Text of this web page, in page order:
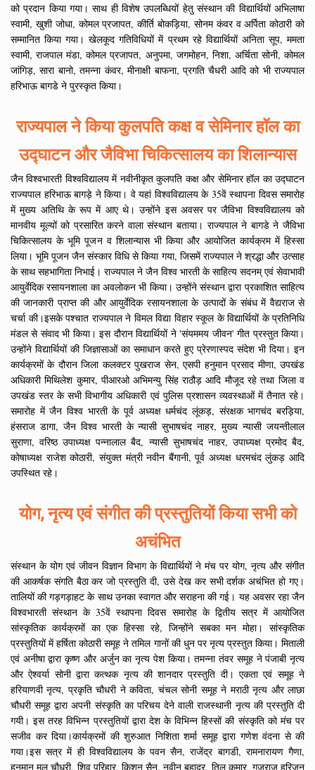
को प्रदान किया गया। साथ ही विशेष उपलब्धियों हेतु संस्थान की विद्यार्थियों अभिलाषा
स्वामी, खुशी जोधा, कोमल प्रजापत, कीर्ति बोकड़िया, सोनम कंवर व अर्पिता कोठारी को
सम्मानित किया गया। खेलकूद गतिविधियों में प्रथम रहे विद्यार्थियों अनिता सूप, ममता
स्वामी, राजपाल मंडा, कोमल प्रजापत, अनुपमा, जगमोहन, निशा, अर्चिता सोनी, कोमल
जांगिड़, सारा बानो, तमन्ना कंवर, मीनाक्षी बाफना, प्रगति चैधरी आदि को भी राज्यपाल
हरिभाऊ बागडे ने पुरस्कृत किया।
राज्यपाल ने किया कुलपति कक्ष व सेमिनार हॉल का
उद्घाटन और जैविभा चिकित्सालय का शिलान्यास
जैन विश्वभारती विश्वविद्यालय में नवीनीकृत कुलपति कक्ष और सेमिनार हॉल का उद्घाटन
राज्यपाल हरिभाऊ बागड़े ने किया। वे यहां विश्वविद्यालय के 35वें स्थापना दिवस समारोह
में मुख्य अतिथि के रूप में आए थे। उन्होंने इस अवसर पर जैविभा विश्वविद्यालय को
मानवीय मूल्यों को प्रसारित करने वाला संस्थान बताया। राज्यपाल ने बागडे ने जैविभा
चिकित्सालय के भूमि पूजन व शिलान्यास भी किया और आयोजित कार्यक्रम में हिस्सा
लिया। भूमि पूजन जैन संस्कार विधि से किया गया, जिसमें राज्यपाल ने श्रद्धा और उत्साह
के साथ सहभागिता निभाई। राज्यपाल ने जैन विश्व भारती के साहित्य सदनम् एवं सेवाभावी
आयुर्वेदिक रसायनशाला का अवलोकन भी किया। उन्होंने संस्थान द्वारा प्रकाशित साहित्य
की जानकारी प्राप्त की और आयुर्वेदिक रसायनशाला के उत्पादों के संबंध में वैद्यराज से
चर्चा की।इसके पश्चात राज्यपाल ने विमल विद्या विहार स्कूल के विद्यार्थियों के प्रतिनिधि
मंडल से संवाद भी किया। इस दौरान विद्यार्थियों ने 'संयममय जीवन' गीत प्रस्तुत किया।
उन्होंने विद्यार्थियों की जिज्ञासाओं का समाधान करते हुए प्रेरणास्पद संदेश भी दिया। इन
कार्यक्रमों के दौरान जिला कलक्टर पुखराज सेन, एसपी हनुमान प्रसाद मीणा, उपखंड
अधिकारी मिथिलेश कुमार, पीआरओ अभिमन्यु सिंह राठौड़ आदि मौजूद रहे तथा जिला व
उपखंड स्तर के सभी विभागीय अधिकारी एवं पुलिस प्रशासन व्यवस्थाओं में तैनात रहे।
समारोह में जैन विश्व भारती के पूर्व अध्यक्ष धर्मचंद लूंकड़, संरक्षक भागचंद बरड़िया,
हंसराज डागा, जैन विश्व भारती के न्यासी सुभाषचंद नाहर, मुख्य न्यासी जयन्तीलाल
सुराणा, वरिष्ठ उपाध्यक्ष पन्नालाल बैद, न्यासी सुभाषचंद नाहर, उपाध्यक्ष प्रमोद बैद,
कोषाध्यक्ष राजेश कोठारी, संयुक्त मंत्री नवीन बैंगानी, पूर्व अध्यक्ष धरमचंद लुंकड़ आदि
उपस्थित रहे।
योग, नृत्य एवं संगीत की प्रस्तुतियों किया सभी को
अचंभित
संस्थान के योग एवं जीवन विज्ञान विभाग के विद्यार्थियों ने मंच पर योग, नृत्य और संगीत
की आकर्षक संगति बैठा कर जो प्रस्तुति दी, उसे देख कर सभी दर्शक अचंभित हो गए।
तालियों की गड़गड़ाहट के साथ उनका स्वागत और सराहना की गई। यह अवसर रहा जैन
विश्वभारती संस्थान के 35वें स्थापना दिवस समारोह के द्वितीय सत्र में आयोजित
सांस्कृतिक कार्यक्रमों का एक हिस्सा रहे, जिन्होंने सबका मन मोहा। सांस्कृतिक
प्रस्तुतियों में हर्षिता कोठारी समूह ने तमिल गानों की धुन पर नृत्य प्रस्तुत किया। मिताली
एवं अनीषा द्वारा कृष्ण और अर्जुन का नृत्य पेश किया। तमन्ना तंवर समूह ने पंजाबी नृत्य
और ऐश्वर्या सोनी द्वारा कत्थक नृत्य की शानदार प्रस्तुति दी। एकता एवं समूह ने
हरियाणवी नृत्य, प्रकृति चौधरी ने कविता, चंचल सोनी समूह ने मराठी नृत्य और लाछा
चौधरी समूह द्वारा अपनी संस्कृति का परिचय देने वाली राजस्थानी नृत्य की प्रस्तुति दी
गयी। इस तरह विभिन्न प्रस्तुतियों द्वारा देश के विभिन्न हिस्सों की संस्कृति को मंच पर
सजीव कर दिया।कार्यक्रमों की शुरुआत निशिता शर्मा समूह द्वारा गणेश वंदना से की
गया।इस सत्र में ही विश्वविद्यालय के पवन सैन, राजेंद्र बागडी, रामनारायण गैणा,
हनुमान मल चौधरी, शिव परिहार, किशन सैन, नवीन बहादुर, तिल कुमार, गजराज हरिजन